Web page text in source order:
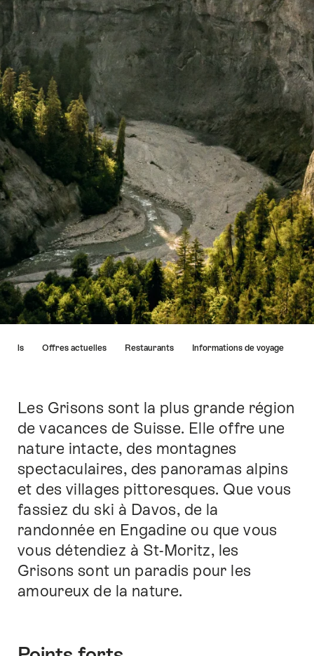
directement
aux
points
forts
sur
cette
page.
Offres actuelles Restaurants Informations de voyage
Introduction
Les Grisons sont la plus grande région
de vacances de Suisse. Elle offre une
nature intacte, des montagnes
spectaculaires, des panoramas alpins
et des villages pittoresques. Que vous
fassiez du ski à Davos, de la
randonnée en Engadine ou que vous
vous détendiez à St-Moritz, les
Grisons sont un paradis pour les
amoureux de la nature.